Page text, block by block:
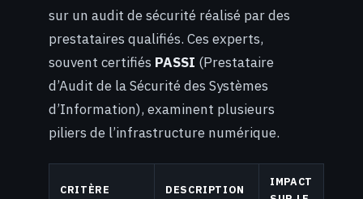
sur un audit de sécurité réalisé par des
prestataires qualifiés. Ces experts,
souvent certifiés PASSI (Prestataire
d’Audit de la Sécurité des Systèmes
d’Information), examinent plusieurs
piliers de l’infrastructure numérique.
CRITÈRE
DESCRIPTION
IMPACT